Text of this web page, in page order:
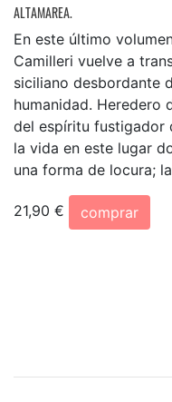
ALTAMAREA.
En este último
Camilleri vuelve a
siciliano desbordante
humanidad. Heredero
del espíritu fustigador
la vida en este lugar
una forma de locura;
21,90 €
comprar